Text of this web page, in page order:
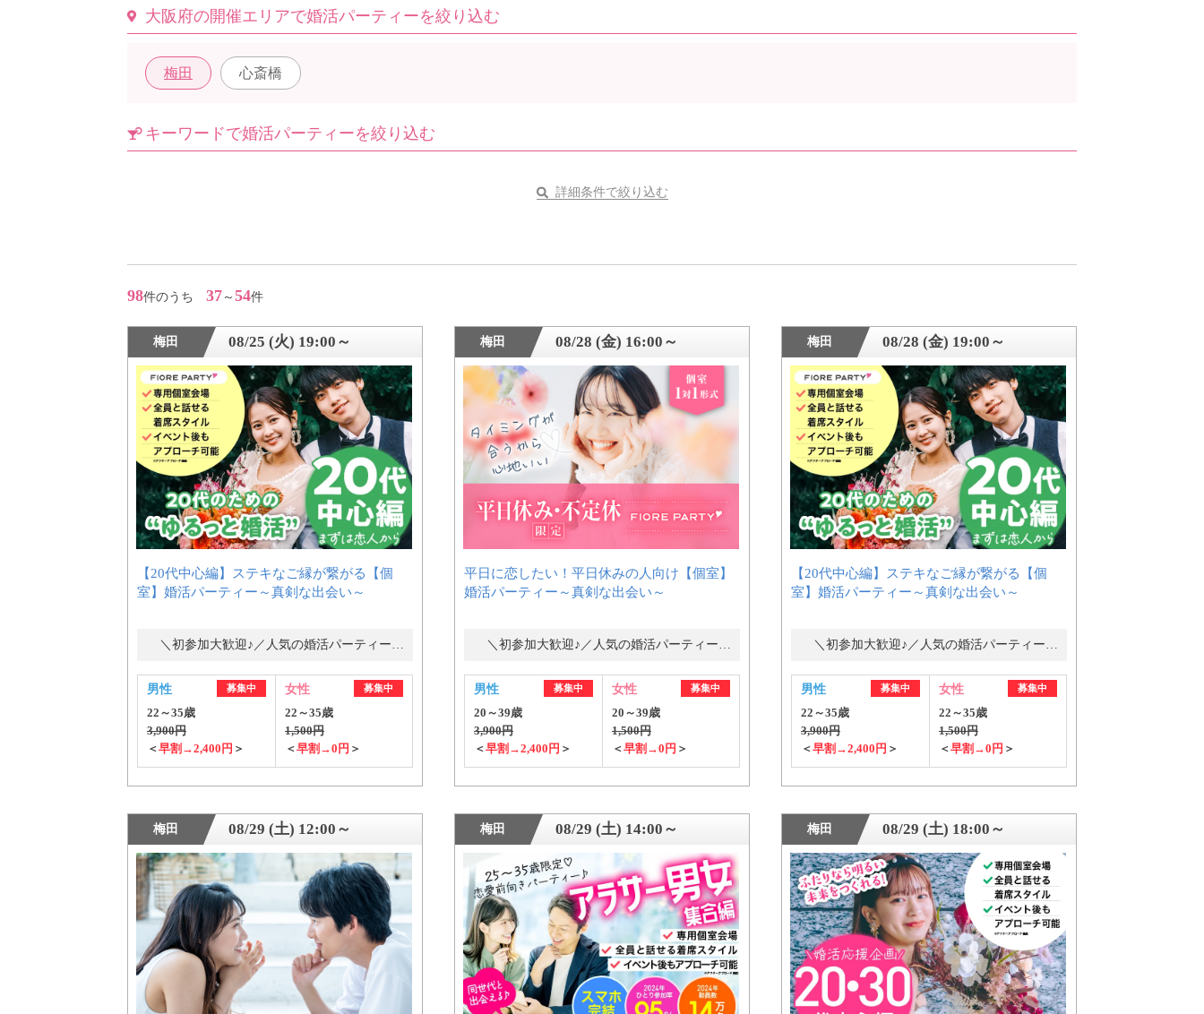
よくあるご質問
アフターアプローチとは
個人情報保護方針launch
子どもの安全基準に関するポリシーlaunch
公式アカウントで最新情報を配信中！
PR
約1,300店の中から
おすすめの優良結婚相談所をご紹介
大阪府の開催エリアで婚活パーティーを絞り込む
梅田 心斎橋
キーワードで婚活パーティーを絞り込む
詳細条件で絞り込む
98件のうち 37 ～ 54件
梅田 08/25 (火) 19:00～
【20代中心編】ステキなご縁が繋がる【個
室】婚活パーティー～真剣な出会い～
＼初参加大歓迎♪／人気の婚活パーティー・街コン
男性 募集中
22～35歳
3,900円
＜早割→2,400円 ＞
女性 募集中
22～35歳
1,500円
＜早割→0円 ＞
梅田 08/28 (金) 16:00～
平日に恋したい！平日休みの人向け【個室】
婚活パーティー～真剣な出会い～
＼初参加大歓迎♪／人気の婚活パーティー・街コン
男性 募集中
20～39歳
3,900円
＜早割→2,400円 ＞
女性 募集中
20～39歳
1,500円
＜早割→0円 ＞
梅田 08/28 (金) 19:00～
【20代中心編】ステキなご縁が繋がる【個
室】婚活パーティー～真剣な出会い～
＼初参加大歓迎♪／人気の婚活パーティー・街コン
男性 募集中
22～35歳
3,900円
＜早割→2,400円 ＞
女性 募集中
22～35歳
1,500円
＜早割→0円 ＞
梅田 08/29 (土) 12:00～ 梅田 08/29 (土) 14:00～ 梅田 08/29 (土) 18:00～